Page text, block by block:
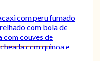
com peru fumado
com bola de
com couves de
com quinoa e